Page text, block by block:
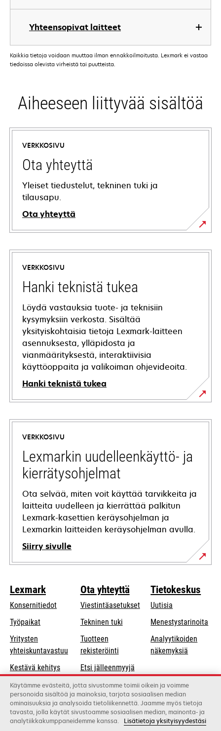
Yhteensopivat laitteet
Kaikkia tietoja voidaan muuttaa ilman ennakkoilmoitusta. Lexmark ei vastaa
tiedoissa olevista virheistä tai puutteista.
Aiheeseen liittyvää sisältöä
VERKKOSIVU
Ota yhteyttä
Yleiset tiedustelut, tekninen tuki ja
tilausapu.
Ota yhteyttä
VERKKOSIVU
Hanki teknistä tukea
Löydä vastauksia tuote- ja teknisiin
kysymyksiin verkosta. Sisältää
yksityiskohtaisia tietoja Lexmark-laitteen
asennuksesta, ylläpidosta ja
vianmäärityksestä, interaktiivisia
käyttöoppaita ja valikoiman ohjevideoita.
Hanki teknistä tukea
opens
in
new
tab
VERKKOSIVU
Lexmarkin uudelleenkäyttö- ja
kierrätysohjelmat
Ota selvää, miten voit käyttää tarvikkeita ja
laitteita uudelleen ja kierrättää palkitun
Lexmark-kasettien keräysohjelman ja
Lexmarkin laitteiden keräysohjelman avulla.
Siirry sivulle
Lexmark
Konsernitiedot
Työpaikat
Yritysten
yhteiskuntavastuu opens
a
new
tab
Kestävä kehitys
Lexmarkin
kumppanit
Ota yhteyttä
Viestintäasetukset
Tekninen tukiopens
tab
Tuotteen
rekisteröinti
Etsi jälleenmyyjä
Luettelo
tukkukauppiaista
Tietokeskus
Uutisia
Menestystarinoita
Analyytikoiden
näkemyksiä
Lexmark International, Inc., Xeroxin yritys
Käytämme evästeitä, jotta sivustomme toimii oikein ja voimme
personoida sisältöä ja mainoksia, tarjota sosiaalisen median
ominaisuuksia ja analysoida tietoliikennettä. Jaamme myös tietoja
tavasta, jolla käytät sivustoamme sosiaalisen median, mainonta- ja
analytiikkakumppaneidemme kanssa.
Lisätietoja yksityisyydestäsi